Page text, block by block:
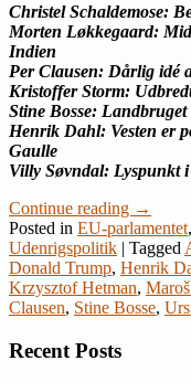
Christel Schaldemose:
Morten Løkkegaard:
Indien
Per Clausen: Dårlig idé
Kristoffer Storm:
Stine Bosse:
Henrik Dahl: Vesten er
Gaulle
Villy Søvndal: Lyspunkt
Continue reading →
Posted in EU-parlamentet,
Udenrigspolitik | Tagged
Donald Trump, Henrik
Krzysztof Hetman,
Clausen, Stine Bosse,
Recent Posts